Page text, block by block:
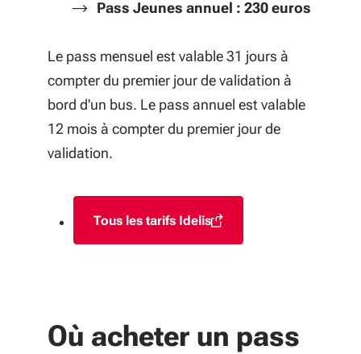
Pass Jeunes annuel : 230 euros
Le pass mensuel est valable 31 jours à
compter du premier jour de validation à
bord d'un bus. Le pass annuel est valable
12 mois à compter du premier jour de
validation.
Tous les tarifs Idelis
(S'ouvre dans une nouvelle
Où acheter un pass